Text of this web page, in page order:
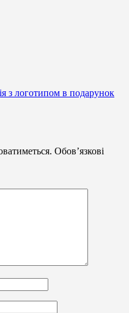
з логотипом в подарунок
Обов’язкові